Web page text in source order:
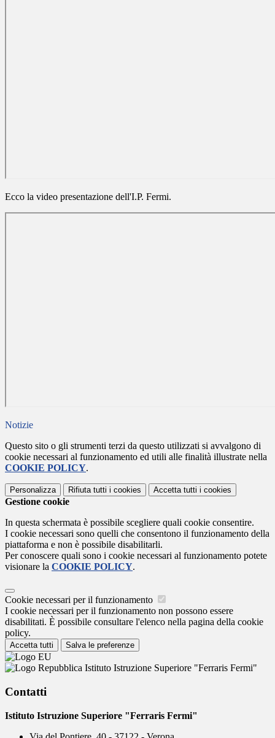
Ecco la video presentazione dell'I.P. Fermi.
Notizie
Questo sito o gli strumenti terzi da questo utilizzati si avvalgono di
cookie necessari al funzionamento ed utili alle finalità illustrate nella
COOKIE POLICY.
Personalizza Rifiuta tutti i cookies Accetta tutti i cookies
Gestione cookie
In questa schermata è possibile scegliere quali cookie consentire.
I cookie necessari sono quelli che consentono il funzionamento della
piattaforma e non è possibile disabilitarli.
Per conoscere quali sono i cookie necessari al funzionamento potete
visionare la COOKIE POLICY.
Cookie necessari per il funzionamento
I cookie necessari per il funzionamento non possono essere
disabilitati. È possibile consultare l'elenco nella pagina della cookie
policy.
Accetta tutti Salva le preferenze
Istituto Istruzione Superiore "Ferraris Fermi"
Contatti
Istituto Istruzione Superiore "Ferraris Fermi"